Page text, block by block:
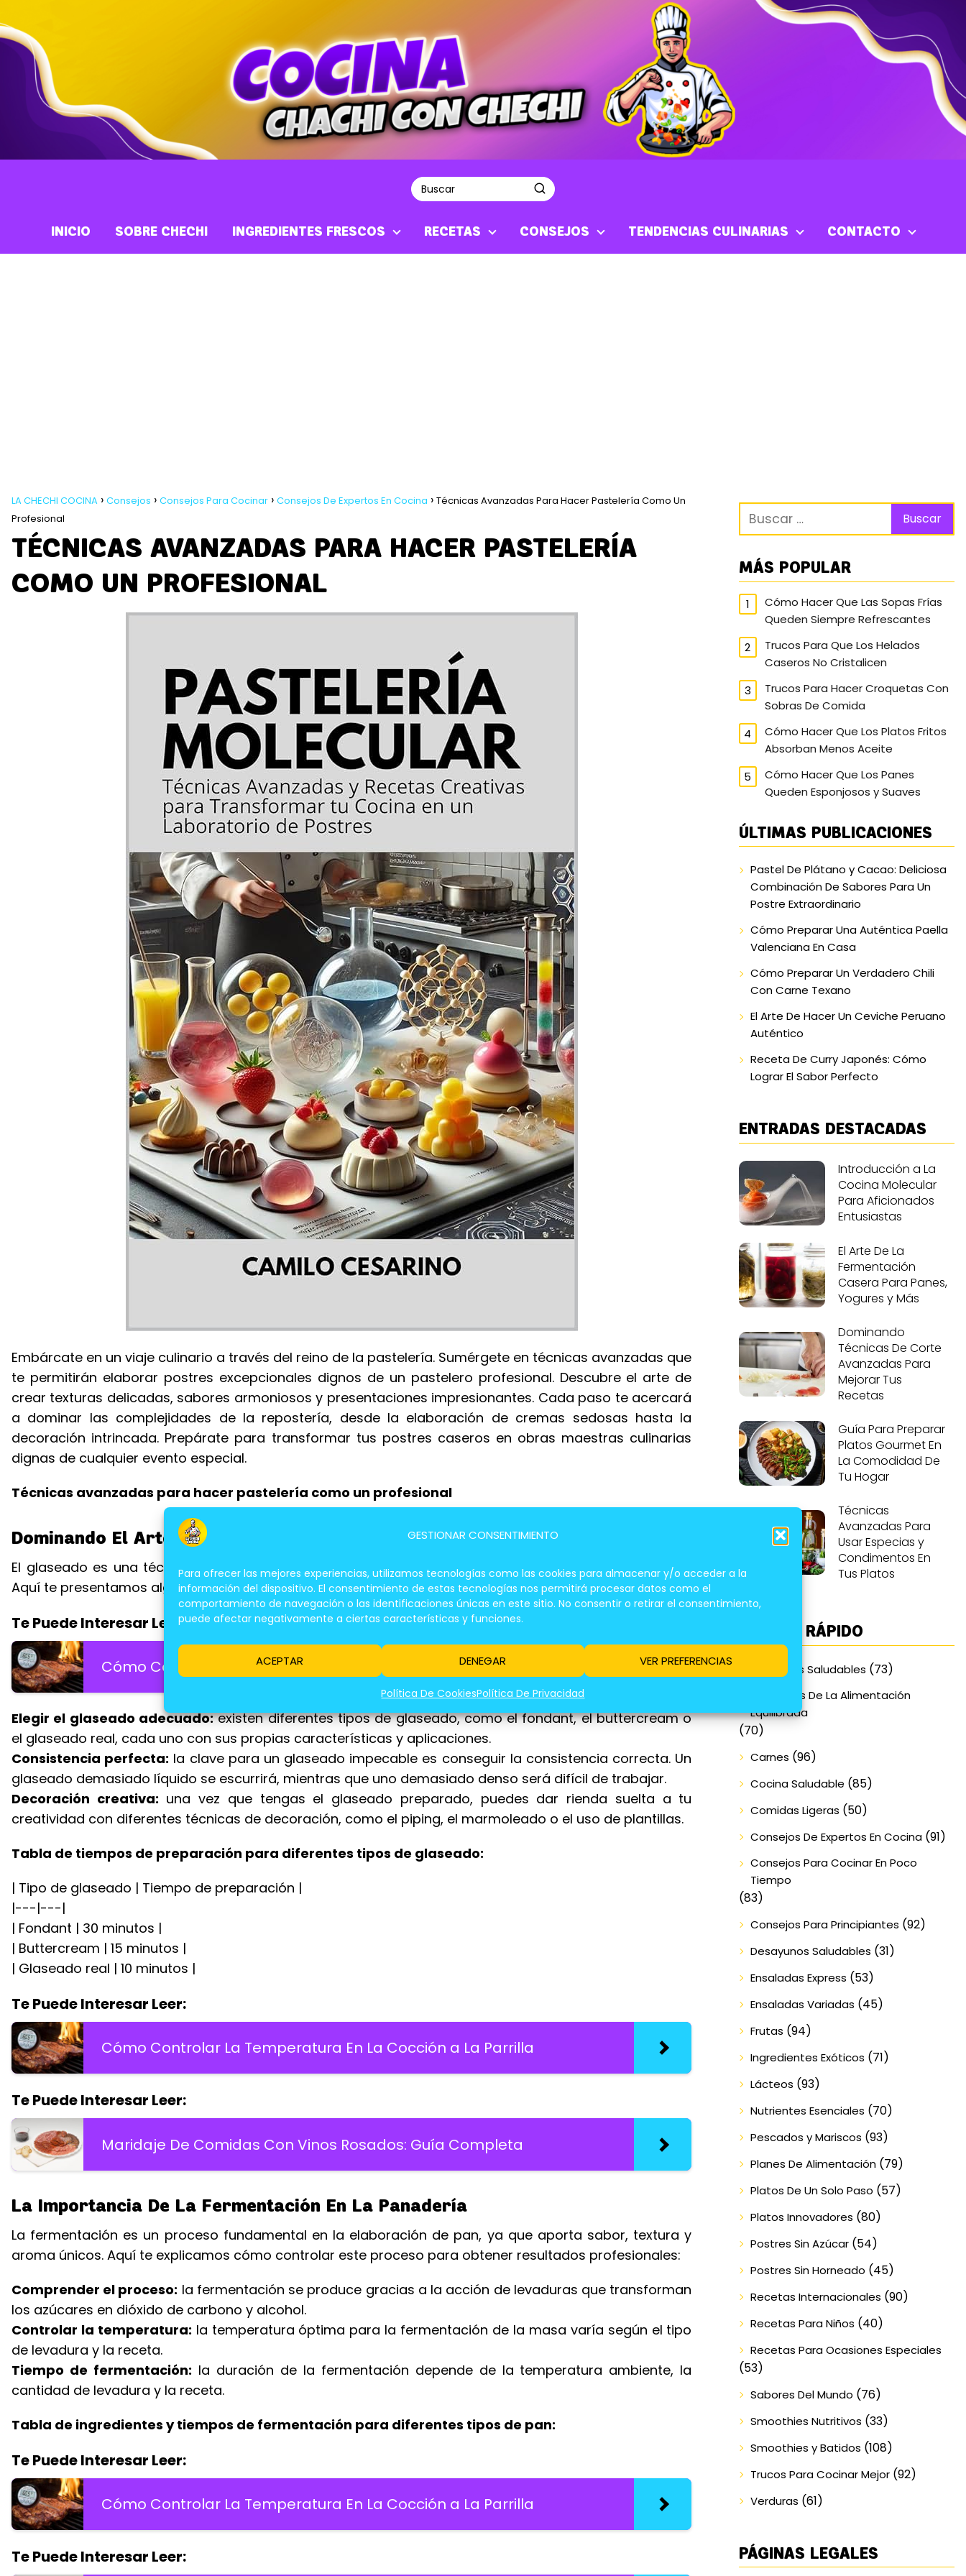
GESTIONAR CONSENTIMIENTO
Para ofrecer las mejores experiencias, utilizamos tecnologías como las cookies para almacenar y/o acceder a la
información del dispositivo. El consentimiento de estas tecnologías nos permitirá procesar datos como el
comportamiento de navegación o las identificaciones únicas en este sitio. No consentir o retirar el consentimiento,
puede afectar negativamente a ciertas características y funciones.
ACEPTAR DENEGAR VER PREFERENCIAS
Política De CookiesPolítica De Privacidad
INICIO SOBRE CHECHI INGREDIENTES FRESCOS RECETAS CONSEJOS TENDENCIAS CULINARIAS CONTACTO
LA CHECHI COCINA Consejos Consejos Para Cocinar Consejos De Expertos En Cocina
Técnicas Avanzadas Para Hacer Pastelería Como Un
Profesional
TÉCNICAS AVANZADAS PARA HACER PASTELERÍA
COMO UN PROFESIONAL
Embárcate en un viaje culinario a través del reino de la pastelería. Sumérgete en técnicas avanzadas que
te permitirán elaborar postres excepcionales dignos de un pastelero profesional. Descubre el arte de
crear texturas delicadas, sabores armoniosos y presentaciones impresionantes. Cada paso te acercará
a dominar las complejidades de la repostería, desde la elaboración de cremas sedosas hasta la
decoración intrincada. Prepárate para transformar tus postres caseros en obras maestras culinarias
dignas de cualquier evento especial.
Técnicas avanzadas para hacer pastelería como un profesional
Dominando El Arte Del Glaseado y La Decoración
El glaseado es una técnica fundamental para dar un toque final perfecto a cualquier pastel o postre.
Aquí te presentamos algunos consejos para convertirte en un maestro del glaseado:
Te Puede Interesar Leer:
Cómo Controlar La Temperatura En La Cocción a La Parrilla
Elegir el glaseado adecuado:existen diferentes tipos de glaseado, como el fondant, el buttercream o
el glaseado real, cada uno con sus propias características y aplicaciones.
Consistencia perfecta: la clave para un glaseado impecable es conseguir la consistencia correcta. Un
glaseado demasiado líquido se escurrirá, mientras que uno demasiado denso será difícil de trabajar.
Decoración creativa: una vez que tengas el glaseado preparado, puedes dar rienda suelta a tu
creatividad con diferentes técnicas de decoración, como el piping, el marmoleado o el uso de plantillas.
Tabla de tiempos de preparación para diferentes tipos de glaseado:
| Tipo de glaseado | Tiempo de preparación |
|---|---|
| Fondant | 30 minutos |
| Buttercream | 15 minutos |
| Glaseado real | 10 minutos |
Te Puede Interesar Leer:
Cómo Controlar La Temperatura En La Cocción a La Parrilla
Te Puede Interesar Leer:
Maridaje De Comidas Con Vinos Rosados: Guía Completa
La Importancia De La Fermentación En La Panadería
La fermentación es un proceso fundamental en la elaboración de pan, ya que aporta sabor, textura y
aroma únicos. Aquí te explicamos cómo controlar este proceso para obtener resultados profesionales:
Comprender el proceso: la fermentación se produce gracias a la acción de levaduras que transforman
los azúcares en dióxido de carbono y alcohol.
Controlar la temperatura: la temperatura óptima para la fermentación de la masa varía según el tipo
de levadura y la receta.
Tiempo de fermentación: la duración de la fermentación depende de la temperatura ambiente, la
cantidad de levadura y la receta.
Tabla de ingredientes y tiempos de fermentación para diferentes tipos de pan:
Te Puede Interesar Leer:
Cómo Controlar La Temperatura En La Cocción a La Parrilla
Te Puede Interesar Leer:
MÁS POPULAR
Cómo Hacer Que Las Sopas Frías
Queden Siempre Refrescantes
Trucos Para Que Los Helados
Caseros No Cristalicen
Trucos Para Hacer Croquetas Con
Sobras De Comida
Cómo Hacer Que Los Platos Fritos
Absorban Menos Aceite
Cómo Hacer Que Los Panes
Queden Esponjosos y Suaves
ÚLTIMAS PUBLICACIONES
Pastel De Plátano y Cacao: Deliciosa
Combinación De Sabores Para Un
Postre Extraordinario
Cómo Preparar Una Auténtica Paella
Valenciana En Casa
Cómo Preparar Un Verdadero Chili
Con Carne Texano
El Arte De Hacer Un Ceviche Peruano
Auténtico
Receta De Curry Japonés: Cómo
Lograr El Sabor Perfecto
ENTRADAS DESTACADAS
Introducción a La
Cocina Molecular
Para Aficionados
Entusiastas
El Arte De La
Fermentación
Casera Para Panes,
Yogures y Más
Dominando
Técnicas De Corte
Avanzadas Para
Mejorar Tus
Recetas
Guía Para Preparar
Platos Gourmet En
La Comodidad De
Tu Hogar
Técnicas
Avanzadas Para
Usar Especias y
Condimentos En
Tus Platos
ACCESO RÁPIDO
Alimentos Saludables (73)
Beneficios De La Alimentación
Equilibrada
(70)
Carnes (96)
Cocina Saludable (85)
Comidas Ligeras (50)
Consejos De Expertos En Cocina(91)
Consejos Para Cocinar En Poco
Tiempo
(83)
Consejos Para Principiantes (92)
Desayunos Saludables (31)
Ensaladas Express (53)
Ensaladas Variadas (45)
Frutas (94)
Ingredientes Exóticos (71)
Lácteos (93)
Nutrientes Esenciales (70)
Pescados y Mariscos (93)
Planes De Alimentación(79)
Platos De Un Solo Paso (57)
Platos Innovadores (80)
Postres Sin Azúcar(54)
Postres Sin Horneado (45)
Recetas Internacionales (90)
Recetas Para Niños (40)
Recetas Para Ocasiones Especiales
(53)
Sabores Del Mundo (76)
Smoothies Nutritivos (33)
Smoothies y Batidos (108)
Trucos Para Cocinar Mejor(92)
Verduras (61)
PÁGINAS LEGALES